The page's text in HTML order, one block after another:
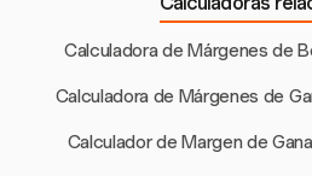
Calculadora de Márgenes de
Calculadora de Márgenes de
Calculador de Margen de